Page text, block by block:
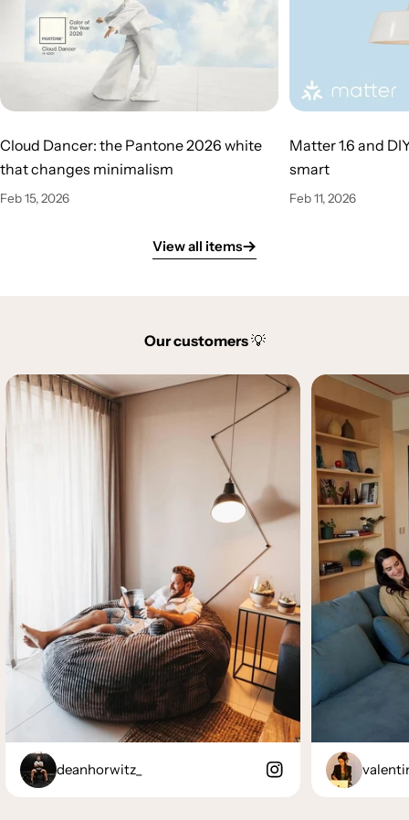
Cloud Dancer: the Pantone 2026 white
that changes minimalism
Feb 15, 2026
Matter 1.6 and
smart
Feb 11, 2026
View all items
Our customers💡
deanhorwitz_